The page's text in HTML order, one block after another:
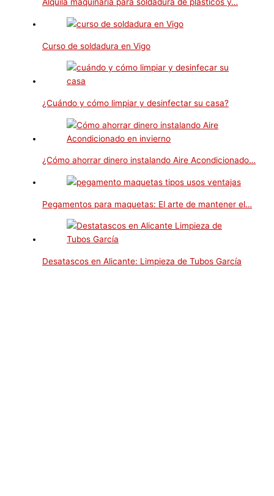
Alquila maquinaria para soldadura de plásticos y…
Curso de soldadura en Vigo
¿Cuándo y cómo limpiar y desinfectar su casa?
¿Cómo ahorrar dinero instalando Aire Acondicionado…
Pegamentos para maquetas: El arte de mantener el…
Desatascos en Alicante: Limpieza de Tubos García